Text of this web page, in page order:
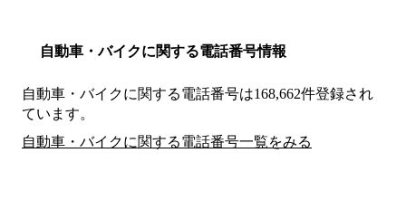
自動車・バイクに関する電話番号情報
自動車・バイクに関する電話番号は168,662件登録され
ています。
自動車・バイクに関する電話番号一覧をみる